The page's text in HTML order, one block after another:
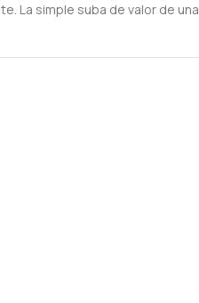
La simple suba de valor de una